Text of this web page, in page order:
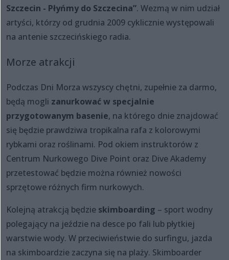
Szczecin - Płyńmy do Szczecina”. Wezmą w nim udział
artyści, którzy od grudnia 2009 cyklicznie występowali
na antenie szczecińskiego radia.
Morze atrakcji
Podczas Dni Morza wszyscy chętni, zupełnie za darmo,
będą mogli zanurkować w specjalnie
przygotowanym basenie, na którego dnie znajdować
się będzie prawdziwa tropikalna rafa z kolorowymi
rybkami oraz roślinami. Pod okiem instruktorów z
Centrum Nurkowego Dive Point oraz Dive Akademy
przetestować będzie można również nowości
sprzętowe różnych firm nurkowych.
Kolejną atrakcją będzie skimboarding – sport wodny
polegający na jeździe na desce po fali lub płytkiej
warstwie wody. W przeciwieństwie do surfingu, jazda
na skimboardzie zaczyna się na plaży. Skimboarder